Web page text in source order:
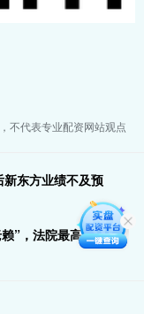
不代表专业配资网站观点
东方业绩不及预
”，法院最高悬赏